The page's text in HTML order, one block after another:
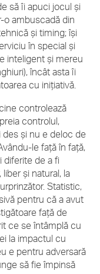
să îi apuci jocul și
o ambuscadă din
și timing; își
în special și
inteligent și mereu
încât asta îi
cu inițiativă.
controlează
controlul,
des și nu e deloc de
le față în față,
diferite de a fi
și natural, la
Statistic,
pentru că a avut
față de
ce se întâmplă cu
la impactul cu
e pentru adversară
să fie împinsă